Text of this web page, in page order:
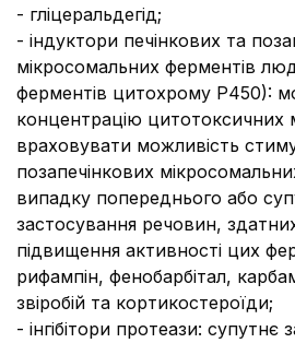
- гліцеральдегід;
- індуктори печінкових та
мікросомальних ферментів
ферментів цитохрому Р450):
концентрацію цитотоксичних
враховувати можливість
позапечінкових
випадку попереднього або
застосування речовин,
підвищення активності цих
рифампін, фенобарбітал,
звіробій та кортикостероїди;
- інгібітори протеази: супутнє